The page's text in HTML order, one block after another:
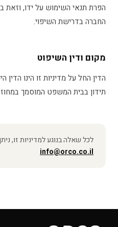
החברה בדרישת השיפוי.
מקום ודין השיפוט
הדין החל על מדיניות זו הינו
תידון בבית המשפט המוסמך
לכל שאלה בנוגע למדיניות זו,
info@orco.co.il